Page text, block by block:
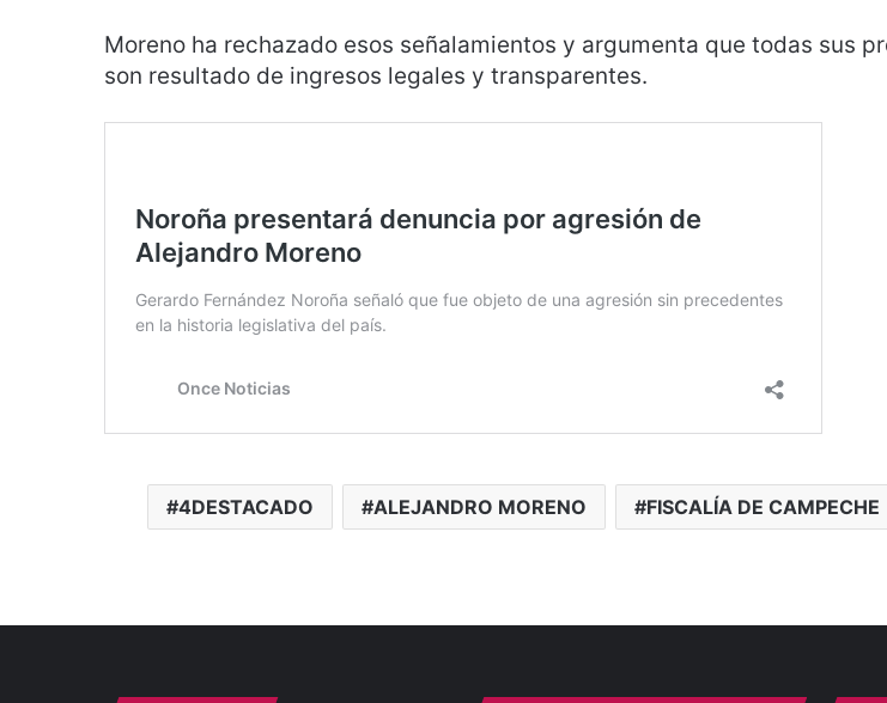
Moreno ha rechazado esos señalamientos y argumenta que todas sus
son resultado de ingresos legales y transparentes.
4DESTACADO ALEJANDRO MORENO FISCALÍA DE CAMPECHE